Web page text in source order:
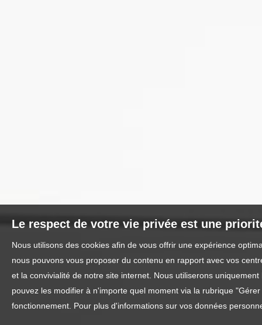
Le respect de votre vie privée est une
Nous utilisons des cookies afin de vous offrir une expérience
nous pouvons vous proposer du contenu en rapport avec vos
et la convivialité de notre site internet. Nous utiliserons
pouvez les modifier à n'importe quel moment via la rubrique
fonctionnement. Pour plus d'informations sur vos données